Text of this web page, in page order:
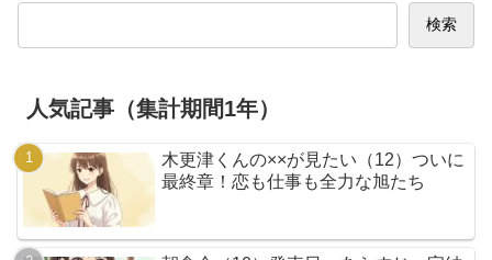
検索
人気記事（集計期間1年）
木更津くんの××が見たい（12）ついに
最終章！恋も仕事も全力な旭たち